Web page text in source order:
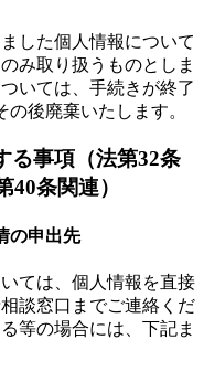
した個人情報について
み取り扱うものとしま
いては、手続きが終了
後廃棄いたします。
る事項（法第32条
条関連）
の申出先
ては、個人情報を直接
談窓口までご連絡くだ
等の場合には、下記ま